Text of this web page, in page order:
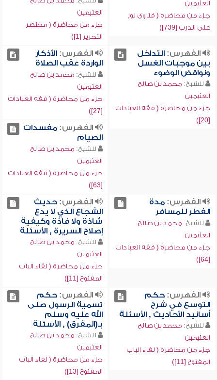
العثيمين
جزء من محاضرة ( فتاوى نور
على الدرب [739])
العثيمين
جزء من محاضرة ( مختصر
التحرير [1])
الفهرس:التداخل
بين موجبات الغسل
ونواقض الوضوء
للشيخ: محمد بن صالح
العثيمين
جزء من محاضرة ( فقه العبادات
[20])
الفهرس:الأذكار
الواردة عقب الصلاة
للشيخ: محمد بن صالح
العثيمين
جزء من محاضرة ( فقه العبادات
[27])
الفهرس:مفسدات
الصيام
للشيخ: محمد بن صالح
العثيمين
جزء من محاضرة ( فقه العبادات
[63])
الفهرس:مدة
الفطر للمسافر
للشيخ: محمد بن صالح
العثيمين
جزء من محاضرة ( فقه العبادات
[64])
الفهرس:حديث
الشجاع الذي لا يدع
شاذة ولا فاذة وكيفية
إصلاح السريرة , الأسئلة
للشيخ: محمد بن صالح
العثيمين
جزء من محاضرة ( لقاء الباب
المفتوح [11])
الفهرس:حكم
التوسع في شرح
أسانيد الأحاديث , الأسئلة
للشيخ: محمد بن صالح
العثيمين
جزء من محاضرة ( لقاء الباب
المفتوح [11])
الفهرس:حكم
تسمية الرسول صلى
الله عليه وسلم
بـ(المفرق) , الأسئلة
للشيخ: محمد بن صالح
العثيمين
جزء من محاضرة ( لقاء الباب
المفتوح [13])